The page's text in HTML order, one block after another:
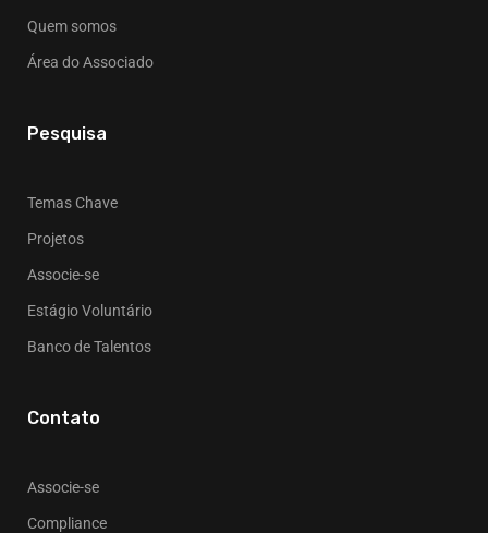
Quem somos
Área do Associado
Pesquisa
Temas Chave
Projetos
Associe-se
Estágio Voluntário
Banco de Talentos
Contato
Associe-se
Compliance